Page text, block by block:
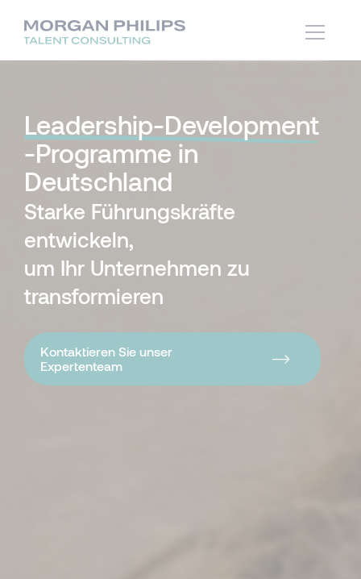
Leadership-Development
-Programme in
Deutschland
Starke Führungskräfte
entwickeln,
um Ihr Unternehmen zu
transformieren
Kontaktieren Sie unser
Expertenteam